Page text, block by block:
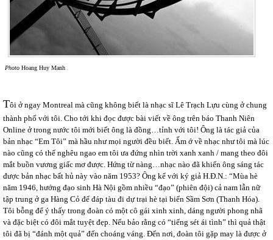
Photo Hoang Huy Manh
Tôi ở ngay Montreal mà cũng không biết là nhạc sĩ Lê Trạch Lựu cùng ở chung
thành phố với tôi. Cho tới khi đọc được bài viết về ông trên báo Thanh Niên
Online ở trong nước tôi mới biết ông là đồng…tỉnh với tôi! Ông là tác giả của
bản nhạc “Em Tôi” mà hầu như mọi người đều biết. Ấm ớ về nhạc như tôi mà lúc
nào cũng có thể nghêu ngao em tôi ưa đứng nhìn trời xanh xanh / mang theo đôi
mắt buồn vương giấc mơ được. Hứng từ nàng…nhạc nào đã khiến ông sáng tác
được bản nhạc bất hủ này vào năm 1953? Ông kể với ký giả H.Đ.N.: “Mùa hè
năm 1946, hướng đạo sinh Hà Nội gồm nhiều “đạo” (phiên đội) cả nam lẫn nữ
tập trung ở ga Hàng Cỏ để đáp tàu đi dự trại hè tại biển Sầm Sơn (Thanh Hóa).
Tôi bỗng để ý thấy trong đoàn có một cô gái xinh xinh, dáng người phong nhã
và đặc biệt có đôi mắt tuyệt đẹp. Nếu bảo rằng có “tiếng sét ái tình” thì quả thật
tôi đã bị “đánh một quả” đến choáng váng. Đến nơi, đoàn tôi gặp may là được ở